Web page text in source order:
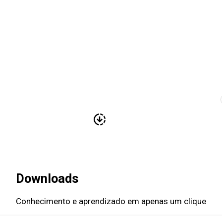
Downloads
Conhecimento e aprendizado em apenas um clique